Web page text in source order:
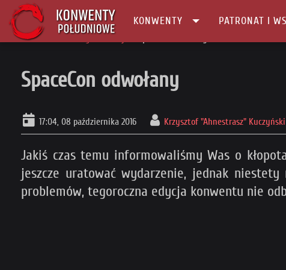
KONWENTY PATRONAT I
Główna
SpaceCon odwołany
17:04, 08 października 2016 Krzysztof "Ahnestrasz" Kuczyński
Jakiś czas temu informowaliśmy Was o
jeszcze uratować wydarzenie, jednak
problemów, tegoroczna edycja konwentu nie